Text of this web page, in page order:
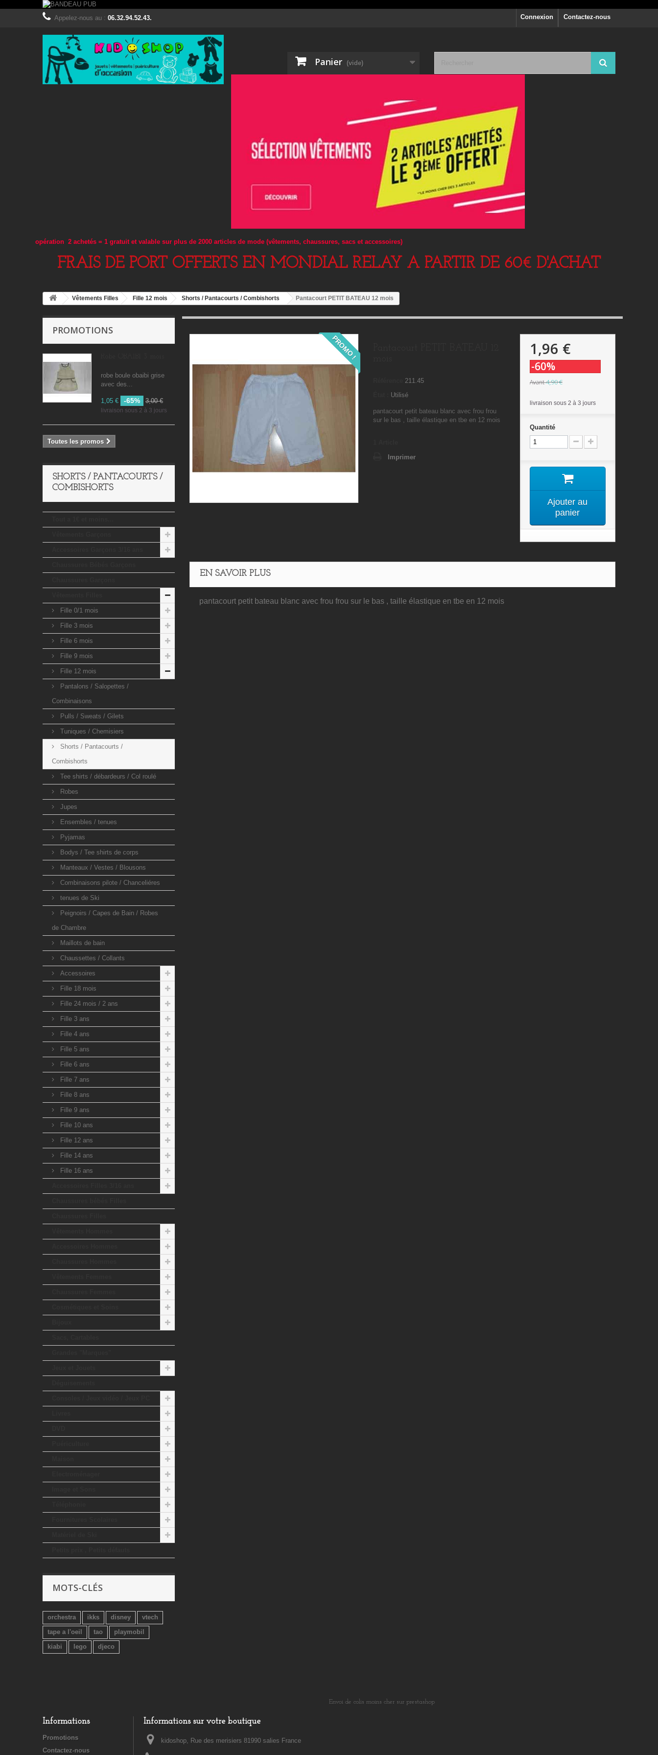
Contactez-nous
Appelez-nous au : 06.32.94.52.43. Connexion
Panier (vide)
opération 2 achetés = 1 gratuit et valable sur plus de 2000 articles de mode (vêtements, chaussures, sacs et accessoires)
FRAIS DE PORT OFFERTS EN MONDIAL RELAY A PARTIR DE 60€ D'ACHAT
Vêtements Filles Fille 12 mois Shorts / Pantacourts / Combishorts Pantacourt PETIT BATEAU 12 mois
PROMOTIONS
robe boule obaibi grise
avec des...
1,05 € -65% 3,00 €
livraison sous 2 à 3 jours
Toutes les promos
SHORTS / PANTACOURTS /
COMBISHORTS
Fille 0/1 mois
Fille 3 mois
Fille 6 mois
Fille 9 mois
Fille 12 mois
Pantalons / Salopettes /
Combinaisons
Pulls / Sweats / Gilets
Tuniques / Chemisiers
Shorts / Pantacourts /
Combishorts
Tee shirts / débardeurs / Col roulé
Robes
Jupes
Ensembles / tenues
Pyjamas
Bodys / Tee shirts de corps
Manteaux / Vestes / Blousons
Combinaisons pilote / Chanceliéres
tenues de Ski
Peignoirs / Capes de Bain / Robes
de Chambre
Maillots de bain
Chaussettes / Collants
Accessoires
Fille 18 mois
Fille 24 mois / 2 ans
Fille 3 ans
Fille 4 ans
Fille 5 ans
Fille 6 ans
Fille 7 ans
Fille 8 ans
Fille 9 ans
Fille 10 ans
Fille 12 ans
Fille 14 ans
Fille 16 ans
MOTS-CLÉS
orchestra ikks disney
vtech
tape a l'oeil
tao
playmobil
kiabi
lego djeco
PROMO !
211.45
Utilisé
pantacourt petit bateau blanc avec frou frou
sur le bas , taille élastique en tbe en 12 mois
Imprimer
1,96 €
-60%
Avant4,90 €
livraison sous 2 à 3 jours
Quantité
Ajouter au
panier
EN SAVOIR PLUS
pantacourt petit bateau blanc avec frou frou sur le bas , taille élastique en tbe en 12 mois
Informations
Promotions
Contactez-nous
Informations sur votre boutique
kidoshop, Rue des merisiers 81990 salies France
Envoi de colis moins cher sur prestashop